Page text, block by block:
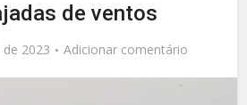
de ventos
2023 Adicionar comentário